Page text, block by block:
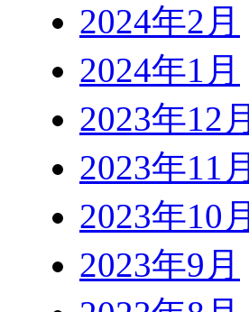
2024年2月
2024年1月
2023年12月
2023年11月
2023年10月
2023年9月